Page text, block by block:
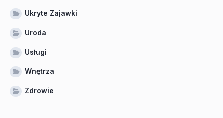
Ukryte Zajawki
Uroda
Usługi
Wnętrza
Zdrowie